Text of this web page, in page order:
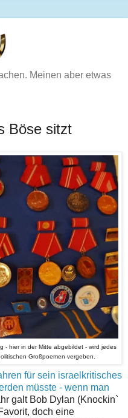
Meinen aber etwas
Böse sitzt
- hier in der Mitte abgebildet - wird jedes
Großpoemen vergeben.
für sein israelkritisches
müsste - wenn man
galt Bob Dylan (Knockin`
doch eine